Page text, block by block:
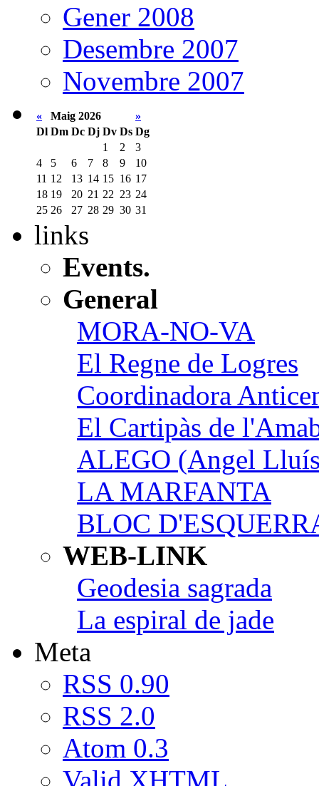
Gener 2008
Desembre 2007
Novembre 2007
« Maig 2026
»
Dl Dm Dc Dj Dv Ds Dg
1
2
3
4
5 6 7 8 9
10
11 12 13 14 15 16 17
18 19 20 21 22 23 24
25 26 27 28 29 30 31
links
Events.
General
MORA-NO-VA
El Regne de Logres
Coordinadora
El Cartipàs de
ALEGO (Angel
LA MARFANTA
BLOC
WEB-LINK
Geodesia sagrada
La espiral de jade
Meta
RSS 0.90
RSS 2.0
Atom 0.3
Valid XHTML